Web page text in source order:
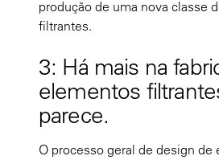
produção de uma nova classe
filtrantes.
3: Há mais na
elementos
parece.
O processo geral de design de